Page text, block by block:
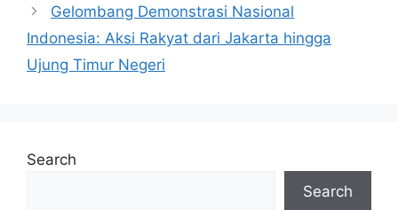
o
r
Gelombang Demonstrasi Nasional
Indonesia: Aksi Rakyat dari Jakarta hingga
Ujung Timur Negeri
Search
Search